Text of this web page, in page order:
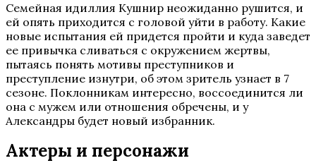
Семейная идиллия Кушнир неожиданно рушится, и
ей опять приходится с головой уйти в работу. Какие
новые испытания ей придется пройти и куда заведет
ее привычка сливаться с окружением жертвы,
пытаясь понять мотивы преступников и
преступление изнутри, об этом зритель узнает в 7
сезоне. Поклонникам интересно, воссоединится ли
она с мужем или отношения обречены, и у
Александры будет новый избранник.
Актеры и персонажи